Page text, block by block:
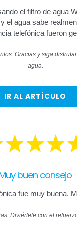
el filtro de agua
el agua sabe
telefónica fueron
Gracias y siga
agua.
IR AL ARTÍCULO
buen consejo
fue muy buena.
Diviértete con el